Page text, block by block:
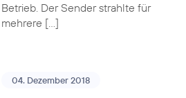
Betrieb. Der Sender strahlte für
mehrere […]
04. Dezember 2018